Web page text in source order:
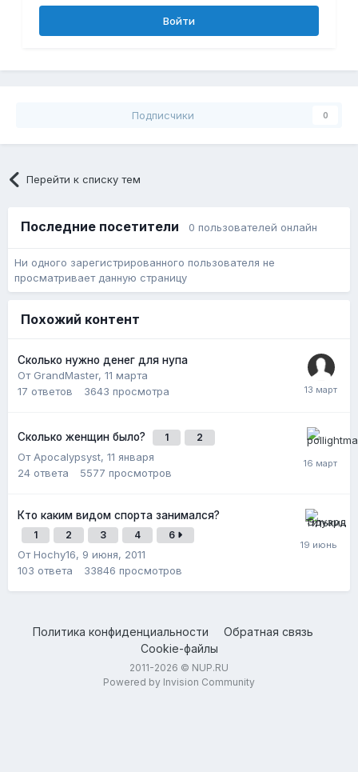
Войти
Подписчики 0
Перейти к списку тем
Последние посетители 0 пользователей онлайн
Ни одного зарегистрированного пользователя не
просматривает данную страницу
Похожий контент
Сколько нужно денег для нупа
От GrandMaster, 11 марта
17 ответов 3643 просмотра
Сколько женщин было? 1 2
От Apocalypsyst, 11 января
24 ответа 5577 просмотров
Кто каким видом спорта занимался?
1 2 3 4 6
От Hochy16, 9 июня, 2011
103 ответа 33846 просмотров
Политика конфиденциальности
Обратная связь
Cookie-файлы
2011-2026 © NUP.RU
Powered by Invision Community